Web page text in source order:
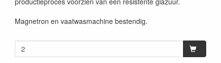
Magnetron en vaatwasmachine bestendig.